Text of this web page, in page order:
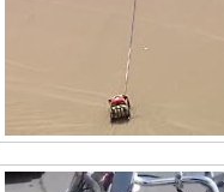
【J1第1節 柏×水戸】 柏は垣田先
女子プロレスラーさん、地上波
2/2妻が社内不倫してた。間男に
【阪神スタメン】2(遊)元山 7(
元ジャンポケ斉藤被告、ガチでぶ
ウクライナがモスクワに向けて